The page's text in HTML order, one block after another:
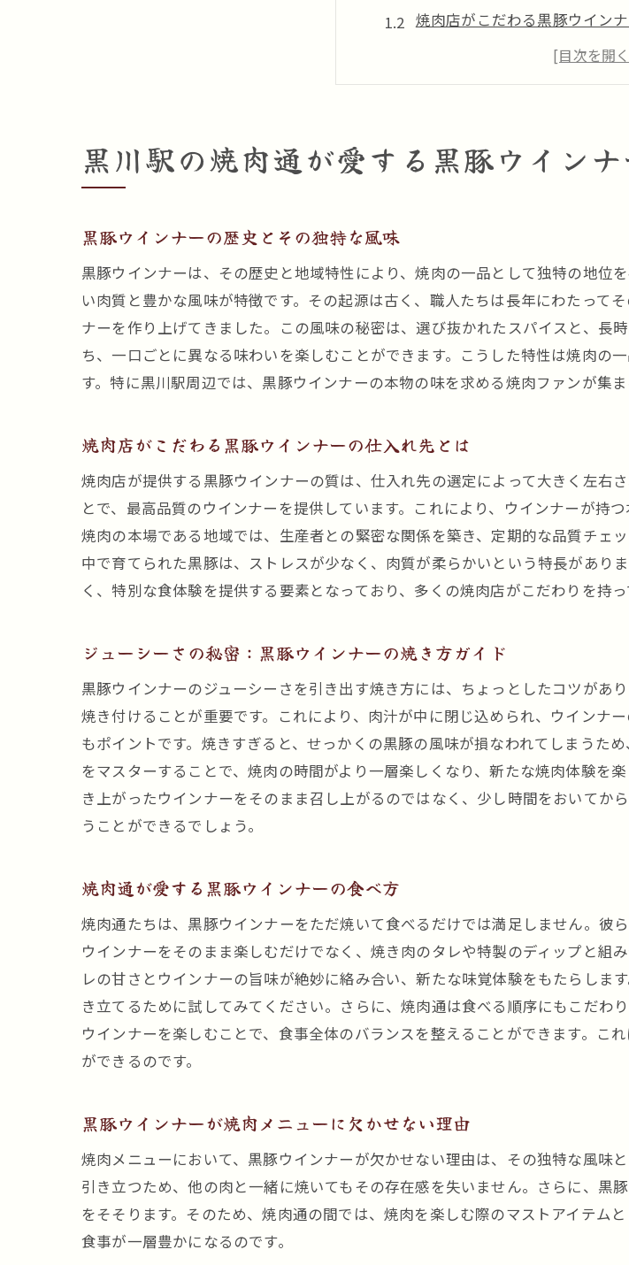
焼肉店がこだわる黒豚ウイン
ジューシーさの秘密：黒豚ウ
焼肉通が愛する黒豚ウインナ
黒川駅の隠れた名店で味わう
ジューシーな黒豚ウインナーが焼
焼肉ファン必見の黒豚ウイン
焼肉と黒豚ウインナーの絶妙
黒豚ウインナーがもたらす焼
黒川駅で出会える革新的な黒
焼肉ファン必見！黒川駅で味わう
黒豚ウインナーが叶える焼肉フ
黒川駅で堪能できる黒豚ウイ
焼肉好きが集う黒川駅の黒豚
黒豚ウインナーで焼肉の楽し
思わず笑顔になる黒豚ウインナ
黒川駅周辺で黒豚ウインナー
焼肉デートにぴったりな黒豚
焼肉と黒豚ウインナーの風味
黒川駅の焼肉店で見つける黒
黒豚ウインナー探訪：焼肉の
焼肉の聖地で出会う黒豚ウイ
絶品の黒豚ウインナーが焼肉を
焼肉の聖地で発見する黒豚ウ
焼肉ファンも驚く黒川駅の黒豚ウ
焼肉ファンが足繁く通う黒豚
美味しさに驚く黒豚ウインナ
黒川駅の焼肉店で体験する黒
焼肉に革命を起こす黒豚ウイ
黒川駅の焼肉通が愛する黒豚ウイン
黒豚ウインナーの歴史とその独特な風味
黒豚ウインナーは、その歴史と地域特性により、焼肉の一品として独特の地位
い肉質と豊かな風味が特徴です。その起源は古く、職人たちは長年にわたって
ナーを作り上げてきました。この風味の秘密は、選び抜かれたスパイスと、長
ち、一口ごとに異なる味わいを楽しむことができます。こうした特性は焼肉の
す。特に黒川駅周辺では、黒豚ウインナーの本物の味を求める焼肉ファンが集ま
焼肉店がこだわる黒豚ウインナーの仕入れ先とは
焼肉店が提供する黒豚ウインナーの質は、仕入れ先の選定によって大きく左右
とで、最高品質のウインナーを提供しています。これにより、ウインナーが持
焼肉の本場である地域では、生産者との緊密な関係を築き、定期的な品質チェ
中で育てられた黒豚は、ストレスが少なく、肉質が柔らかいという特長があり
く、特別な食体験を提供する要素となっており、多くの焼肉店がこだわりを持っ
ジューシーさの秘密：黒豚ウインナーの焼き方ガイド
黒豚ウインナーのジューシーさを引き出す焼き方には、ちょっとしたコツがあ
焼き付けることが重要です。これにより、肉汁が中に閉じ込められ、ウインナ
もポイントです。焼きすぎると、せっかくの黒豚の風味が損なわれてしまうた
をマスターすることで、焼肉の時間がより一層楽しくなり、新たな焼肉体験を
き上がったウインナーをそのまま召し上がるのではなく、少し時間をおいて
うことができるでしょう。
焼肉通が愛する黒豚ウインナーの食べ方
焼肉通たちは、黒豚ウインナーをただ焼いて食べるだけでは満足しません。彼
ウインナーをそのまま楽しむだけでなく、焼き肉のタレや特製のディップと組
レの甘さとウインナーの旨味が絶妙に絡み合い、新たな味覚体験をもたらしま
き立てるために試してみてください。さらに、焼肉通は食べる順序にもこだわ
ウインナーを楽しむことで、食事全体のバランスを整えることができます。こ
ができるのです。
黒豚ウインナーが焼肉メニューに欠かせない理由
焼肉メニューにおいて、黒豚ウインナーが欠かせない理由は、その独特な風味
引き立つため、他の肉と一緒に焼いてもその存在感を失いません。さらに、黒
をそそります。そのため、焼肉通の間では、焼肉を楽しむ際のマストアイテム
食事が一層豊かになるのです。